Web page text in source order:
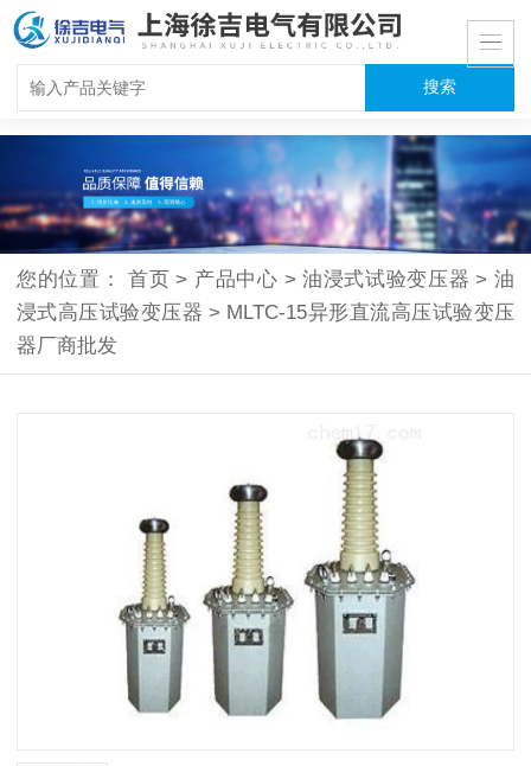
您的位置： 首页 > 产品中心 > 油浸式试验变压器 > 油
浸式高压试验变压器 > MLTC-15异形直流高压试验变压
器厂商批发